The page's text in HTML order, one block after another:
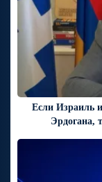
Если Израиль
Эрдогана,